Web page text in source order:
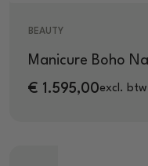
BEAUTY
Manicure Boho
€ 1.595,00excl. btw